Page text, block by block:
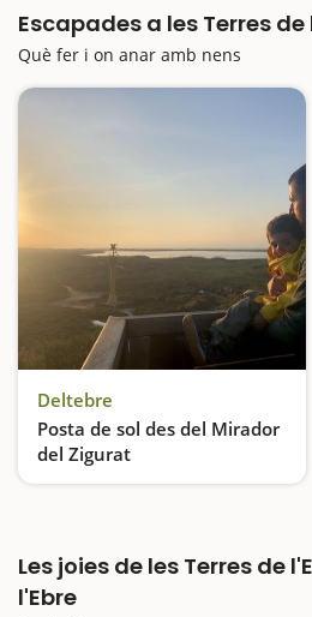
Escapades a les Terres de
Què fer i on anar amb nens
Deltebre
Posta de sol des del Mirador
del Zigurat
Acomiadem el dia amb energia
Les joies de les Terres de
l'Ebre